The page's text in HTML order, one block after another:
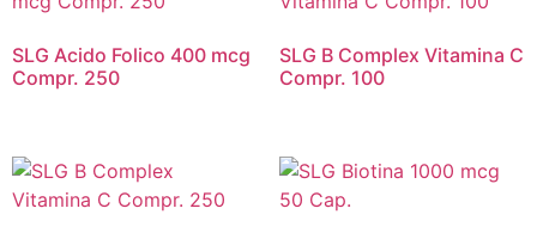
SLG Acido Folico 400 mcg
Compr. 250
SLG B Complex Vitamina C
Compr. 100